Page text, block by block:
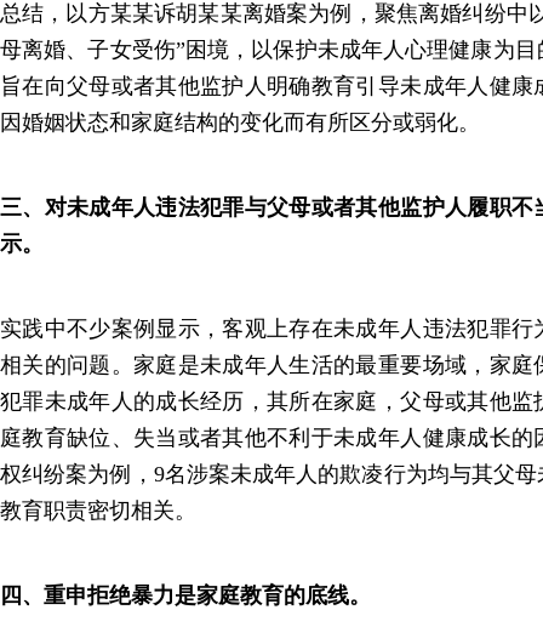
总结，以方某某诉胡某某离婚案为例，聚焦离婚纠纷中
母离婚、子女受伤”困境，以保护未成年人心理健康为
旨在向父母或者其他监护人明确教育引导未成年人健
因婚姻状态和家庭结构的变化而有所区分或弱化。
三、对未成年人违法犯罪与父母或者其他监护人履职
示。
实践中不少案例显示，客观上存在未成年人违法犯罪
相关的问题。家庭是未成年人生活的最重要场域，家
犯罪未成年人的成长经历，其所在家庭，父母或其他
庭教育缺位、失当或者其他不利于未成年人健康成长
权纠纷案为例，9名涉案未成年人的欺凌行为均与其父
教育职责密切相关。
四、重申拒绝暴力是家庭教育的底线。